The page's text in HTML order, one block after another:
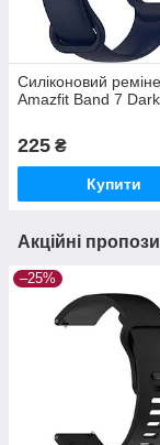
Силіконовий
Amazfit Band 7
225 ₴
Купити
Акційні
–25%